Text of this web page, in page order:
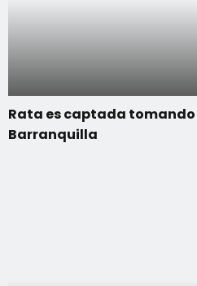
Rata es captada tomando
Barranquilla